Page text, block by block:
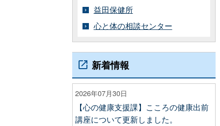
益田保健所
心と体の相談センター
新着情報
2026年07月30日
【心の健康支援課】こころの健康出前
講座について更新しました。